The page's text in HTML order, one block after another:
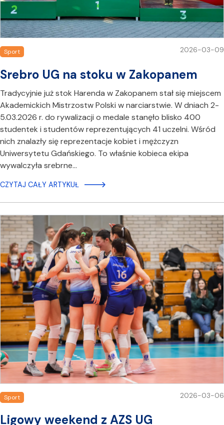
Sport 2026-03-09
Srebro UG na stoku w Zakopanem
Tradycyjnie już stok Harenda w Zakopanem stał się miejscem
Akademickich Mistrzostw Polski w narciarstwie. W dniach 2-
5.03.2026 r. do rywalizacji o medale stanęło blisko 400
studentek i studentów reprezentujących 41 uczelni. Wśród
nich znalazły się reprezentacje kobiet i mężczyzn
Uniwersytetu Gdańskiego. To właśnie kobieca ekipa
wywalczyła srebrne…
CZYTAJ CAŁY ARTYKUŁ
Sport 2026-03-06
Ligowy weekend z AZS UG